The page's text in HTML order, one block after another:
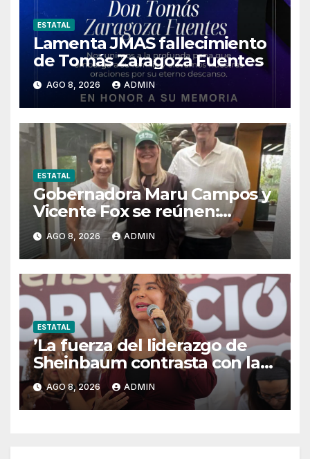
ESTATAL
Lamenta JMAS fallecimiento
de Tomás Zaragoza Fuentes
AGO 8, 2026 ADMIN
ESTATAL
Gobernadora Maru Campos y
Vicente Fox se reúnen:
llaman a recuperar
instituciones y fortalecer el
Estado de Derecho
AGO 8, 2026 ADMIN
ESTATAL
’La fuerza del liderazgo de
Sheinbaum contrasta con la
postura de Maru Campos’:
María Antonieta
AGO 8, 2026 ADMIN